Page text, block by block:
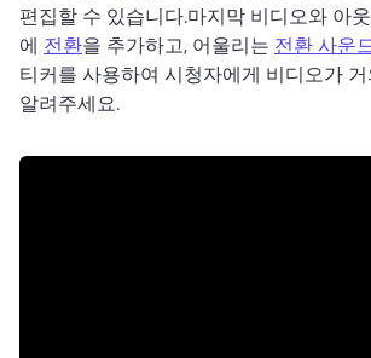
편집할 수 있습니다.마지막 비디오와 아
에 전환을 추가하고, 어울리는 전환 사운
티커를 사용하여 시청자에게 비디오가
알려주세요.